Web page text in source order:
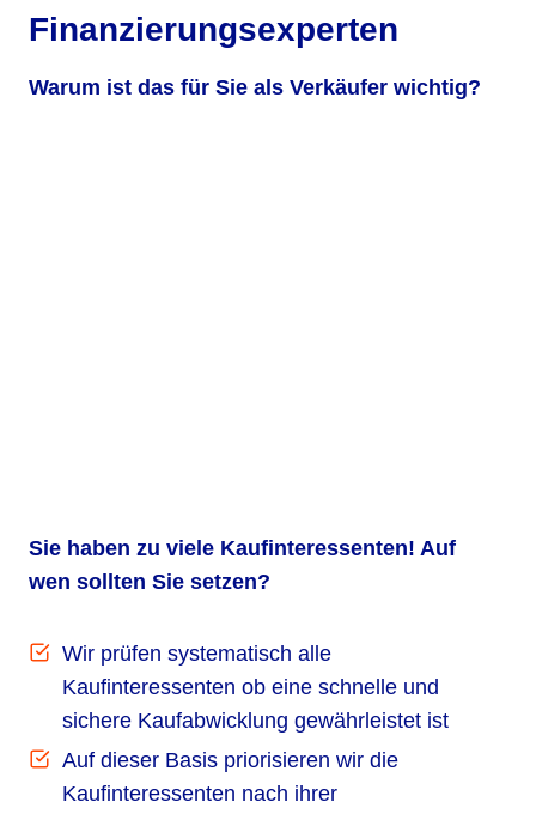
Finanzierungsexperten
Warum ist das für Sie als Verkäufer wichtig?
Sie haben zu viele Kaufinteressenten! Auf
wen sollten Sie setzen?
Wir prüfen systematisch alle
Kaufinteressenten ob eine schnelle und
sichere Kaufabwicklung gewährleistet ist
Auf dieser Basis priorisieren wir die
Kaufinteressenten nach ihrer